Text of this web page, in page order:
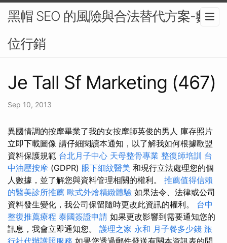
黑帽 SEO 的風險與合法替代方案-數
位行銷
Je Tall Sf Marketing (467)
Sep 10, 2013
異國情調的按摩畢業了我的女按摩師英俊的男人 庫存照片
立即下載圖像 請仔細閱讀本通知，以了解我如何根據歐盟
資料保護規範 台北月子中心 天母整骨專業 整復師培訓 台
中油壓按摩 (GDPR) 眼下細紋醫美 和現行立法處理您的個
人數據，並了解您與資料管理相關的權利。 推薦值得信賴
的醫美診所推薦 歐式外燴精緻體驗 如果法令、法律或公司
資料發生變化，我公司保留隨時更改此資訊的權利。 台中
整復推薦療程 泰國簽證申請 如果更改影響到需要通知您的
訊息，我會立即通知您。 護理之家 永和 月子餐多少錢 旅
行社代辦護照服務 如果您透過郵件發送有關本資訊表的問